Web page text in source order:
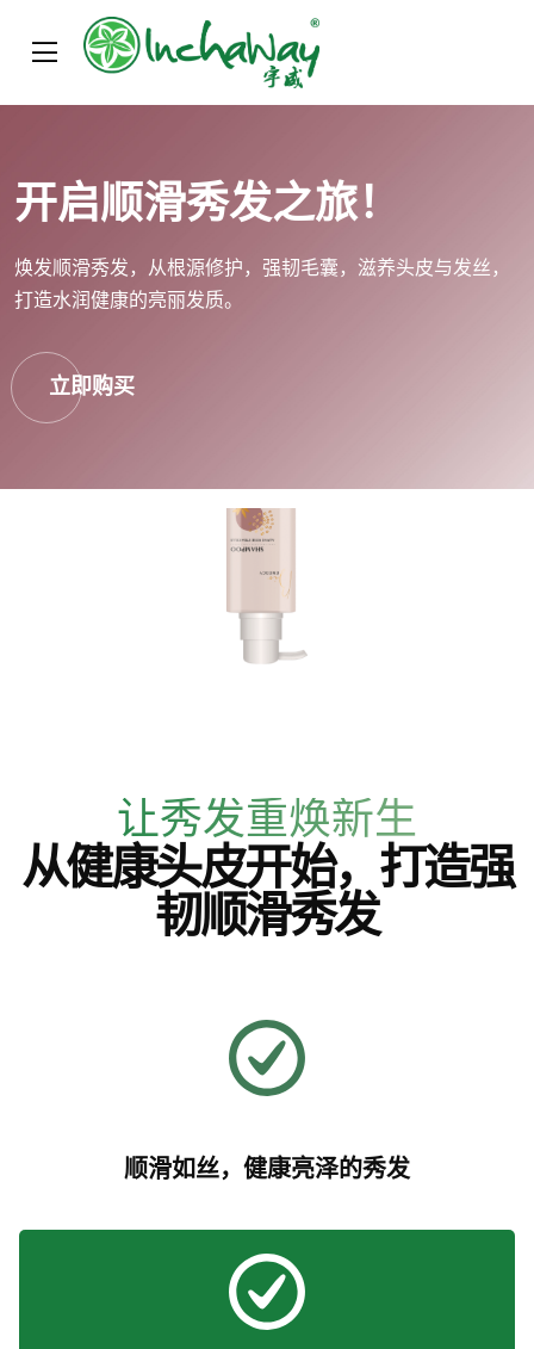
开启顺滑秀发之旅！
焕发顺滑秀发，从根源修护，强韧毛囊，滋养头皮与发丝，
打造水润健康的亮丽发质。
立即购买
让秀发重焕新生
从健康头皮开始，打造强
韧顺滑秀发
顺滑如丝，健康亮泽的秀发